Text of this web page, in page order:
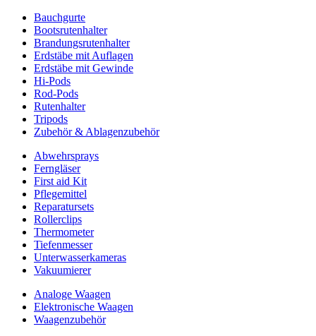
Bauchgurte
Bootsrutenhalter
Brandungsrutenhalter
Erdstäbe mit Auflagen
Erdstäbe mit Gewinde
Hi-Pods
Rod-Pods
Rutenhalter
Tripods
Zubehör & Ablagenzubehör
Abwehrsprays
Ferngläser
First aid Kit
Pflegemittel
Reparatursets
Rollerclips
Thermometer
Tiefenmesser
Unterwasserkameras
Vakuumierer
Analoge Waagen
Elektronische Waagen
Waagenzubehör